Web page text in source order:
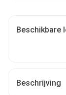
Beschikbare
Beschrijving